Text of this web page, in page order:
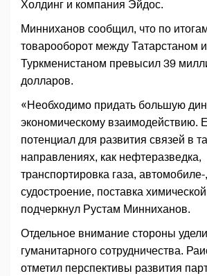
Холдинг и компания Эйдос.
Минниханов сообщил, что по
товарооборот между Татарстаном и
Туркменистаном превысил 39
долларов.
«Необходимо придать большую
экономическому взаимодействию.
потенциал для развития связей в
направлениях, как нефтеразведка,
транспортировка газа,
судостроение, поставка
подчеркнул Рустам Минниханов.
Отдельное внимание стороны
гуманитарного сотрудничества.
отметил перспективы развития